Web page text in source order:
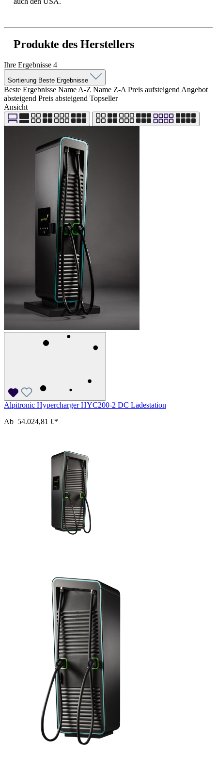
Produkte des Herstellers
Ihre Ergebnisse 4
Sortierung Beste Ergebnisse
Beste Ergebnisse Name A-Z Name Z-A Preis aufsteigend Angebot
absteigend Preis absteigend Topseller
Ansicht
Alpitronic Hypercharger HYC200-2 DC Ladestation
Ab 54.024,81 €*